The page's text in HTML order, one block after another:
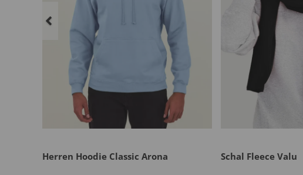
Herren Hoodie Classic Arona Schal Fleece Valu